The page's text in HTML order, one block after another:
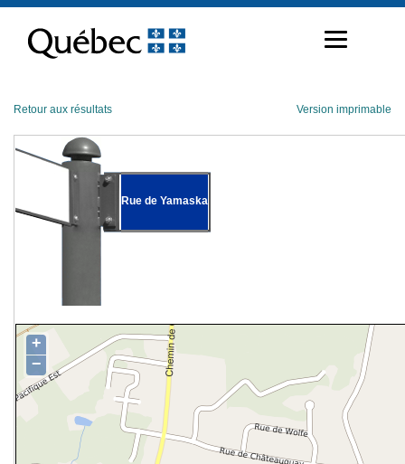
contenu
Retour aux résultats Version imprimable
Rue de Yamaska
+
−